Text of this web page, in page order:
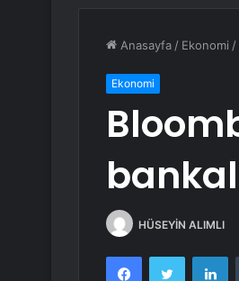
Anasayfa / Ekonomi /
Ekonomi
HÜSEYİN ALIMLI
FacebookTwitter